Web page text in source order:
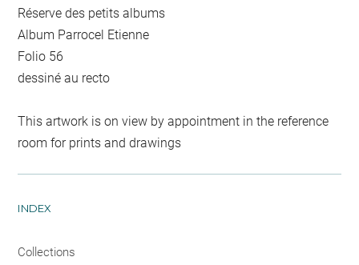
Réserve des petits albums
Album Parrocel Etienne
Folio 56
dessiné au recto
This artwork is on view by appointment in the reference
room for prints and drawings
INDEX
Collections